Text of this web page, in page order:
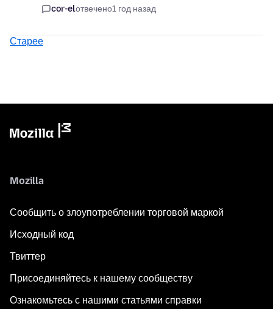
cor-elотвечено1 год назад
Старее
Mozilla
Сообщить о злоупотреблении торговой маркой
Исходный код
Твиттер
Присоединяйтесь к нашему сообществу
Ознакомьтесь с нашими статьями справки